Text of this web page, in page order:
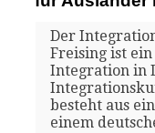
Der
Freising ist
Integration in
besteht aus
einem